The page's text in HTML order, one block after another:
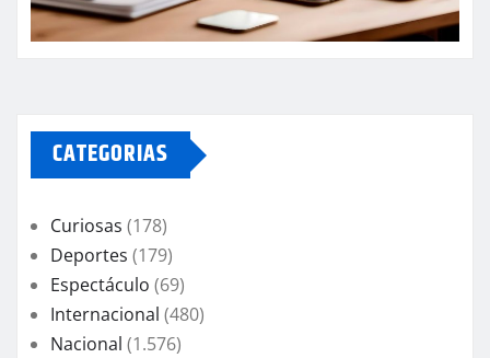
CATEGORIAS
Curiosas (178)
Deportes (179)
Espectáculo (69)
Internacional (480)
Nacional (1.576)